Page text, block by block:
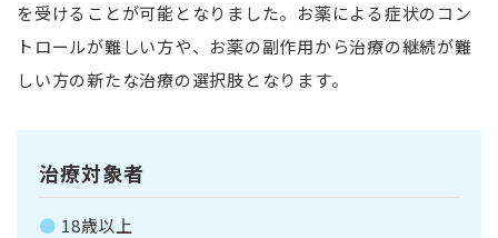
を受けることが可能となりました。お薬による症状のコン
トロールが難しい方や、お薬の副作用から治療の継続が難
しい方の新たな治療の選択肢となります。
治療対象者
18歳以上